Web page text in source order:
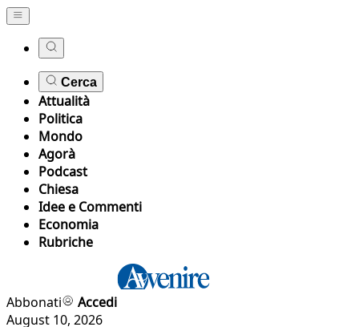
Cerca
Attualità
Politica
Mondo
Agorà
Podcast
Chiesa
Idee e Commenti
Economia
Rubriche
Abbonati
Accedi
August 10, 2026